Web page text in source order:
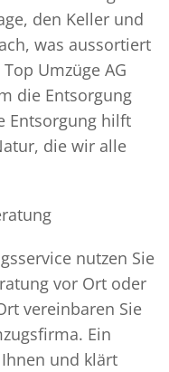
den Keller und
was aussortiert
Umzüge AG
die Entsorgung
Entsorgung hilft
die wir alle
nutzen Sie
vor Ort oder
vereinbaren Sie
Ein
und klärt